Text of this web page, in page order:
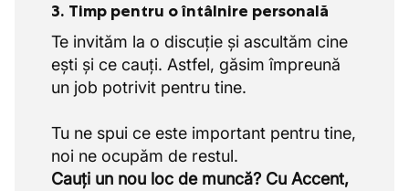
3. Timp pentru o întâlnire personală
Te invităm la o discuție și ascultăm cine
ești și ce cauți. Astfel, găsim împreună
un job potrivit pentru tine.
Tu ne spui ce este important pentru tine,
Cauți un nou loc de muncă? Cu Accent,